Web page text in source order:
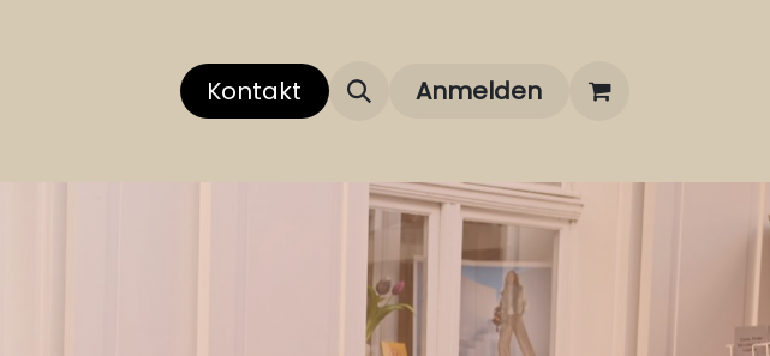
Über uns Über unsere Marken FAQ
Kontakt Anmelden